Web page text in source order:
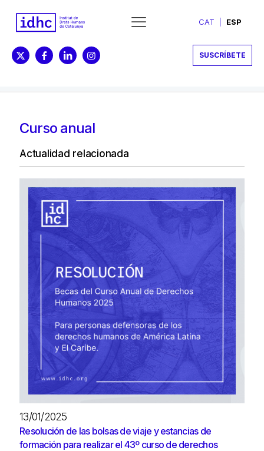
CAT ESP
SUSCRÍBETE
Curso anual
Actualidad relacionada
13/01/2025
Resolución de las bolsas de viaje y estancias de
formación para realizar el 43º curso de derechos